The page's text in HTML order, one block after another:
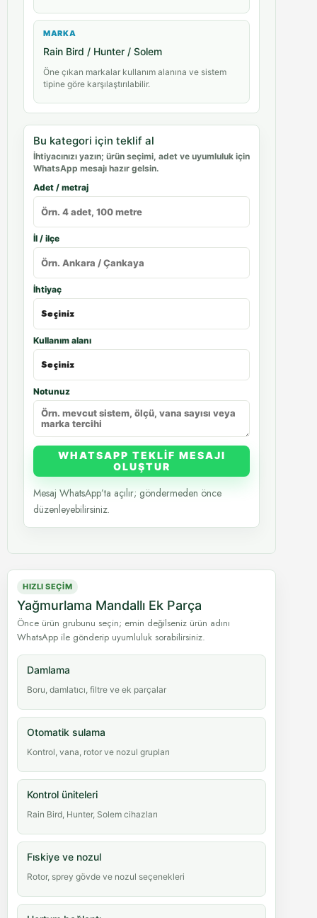
MARKA
Rain Bird / Hunter / Solem
Öne çıkan markalar kullanım alanına ve sistem
tipine göre karşılaştırılabilir.
Bu kategori için teklif al
İhtiyacınızı yazın; ürün seçimi, adet ve uyumluluk için
WhatsApp mesajı hazır gelsin.
Adet / metraj
İl / ilçe
İhtiyaç
Kullanım alanı
Notunuz
WHATSAPP TEKLIF MESAJI
OLUŞTUR
Mesaj WhatsApp’ta açılır; göndermeden önce
düzenleyebilirsiniz.
HIZLI SEÇIM
Yağmurlama Mandallı Ek Parça
Önce ürün grubunu seçin; emin değilseniz ürün adını
WhatsApp ile gönderip uyumluluk sorabilirsiniz.
Damlama
Boru, damlatıcı, filtre ve ek parçalar
Otomatik sulama
Kontrol, vana, rotor ve nozul grupları
Kontrol üniteleri
Rain Bird, Hunter, Solem cihazları
Fıskiye ve nozul
Rotor, sprey gövde ve nozul seçenekleri